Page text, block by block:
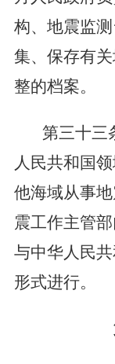
构、地震监
集、保存有
整的档案。
第三十三
人民共和国
他海域从事
震工作主管
与中华人民
形式进行。